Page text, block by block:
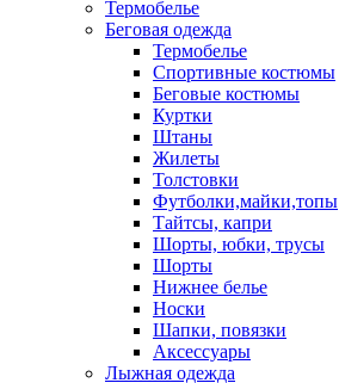
Термобелье
Беговая одежда
Термобелье
Спортивные костюмы
Беговые костюмы
Куртки
Штаны
Жилеты
Толстовки
Футболки,майки,топы
Тайтсы, капри
Шорты, юбки, трусы
Шорты
Нижнее белье
Носки
Шапки, повязки
Аксессуары
Лыжная одежда